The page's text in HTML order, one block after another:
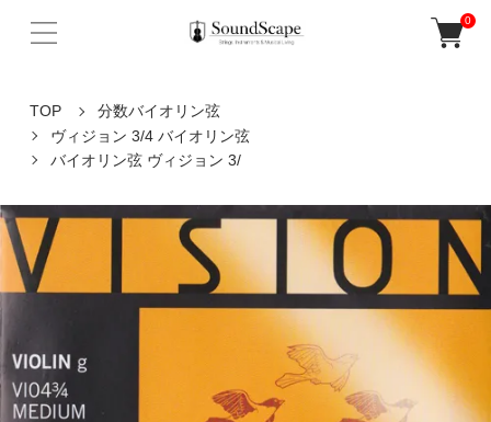
0
TOP
分数バイオリン弦
ヴィジョン 3/4 バイオリン弦
バイオリン弦 ヴィジョン 3/